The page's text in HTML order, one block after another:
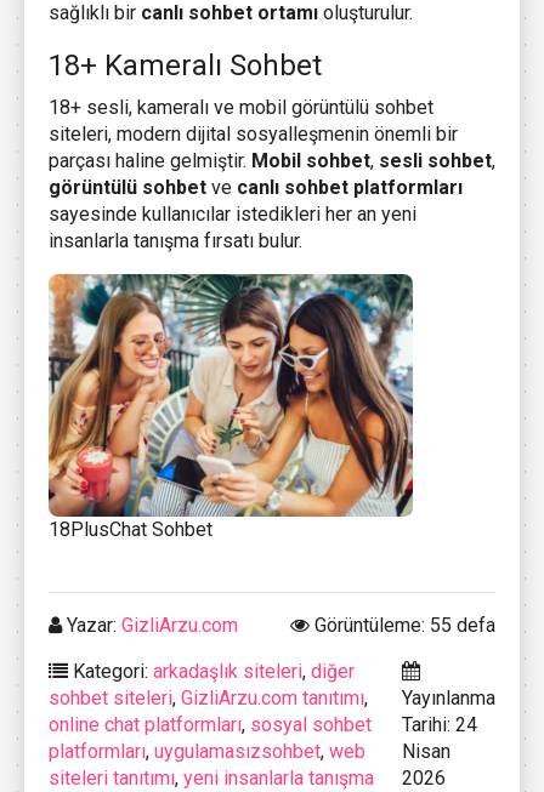
sağlıklı bir canlı sohbet ortamı oluşturulur.
18+ Kameralı Sohbet
18+ sesli, kameralı ve mobil görüntülü sohbet
siteleri, modern dijital sosyalleşmenin önemli bir
parçası haline gelmiştir. Mobil sohbet, sesli sohbet,
görüntülü sohbet ve canlı sohbet platformları
sayesinde kullanıcılar istedikleri her an yeni
insanlarla tanışma fırsatı bulur.
18PlusChat Sohbet
Yazar: GizliArzu.com
Görüntüleme: 55 defa
Kategori: arkadaşlık siteleri, diğer
sohbet siteleri, GizliArzu.com tanıtımı,
online chat platformları, sosyal sohbet
platformları, uygulamasızsohbet, web
siteleri tanıtımı, yeni insanlarla tanışma
Yayınlanma
Tarihi: 24
Nisan
2026